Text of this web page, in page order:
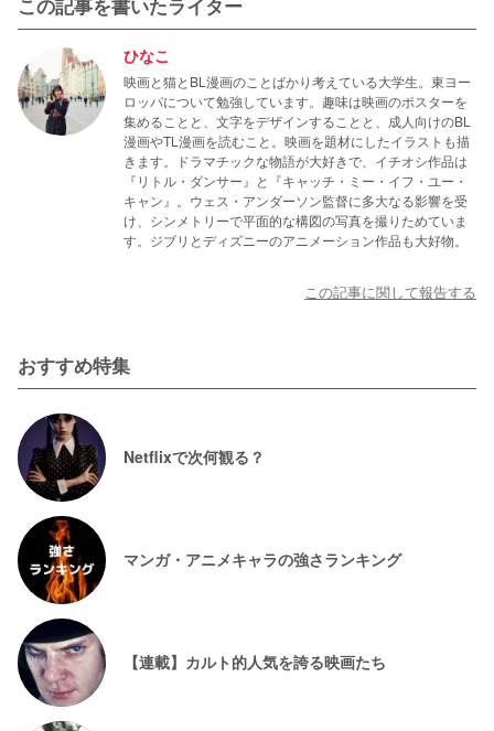
この記事を書いたライター
ひなこ
映画と猫とBL漫画のことばかり考えている大学生。東ヨー
ロッパについて勉強しています。趣味は映画のポスターを
集めることと、文字をデザインすることと、成人向けのBL
漫画やTL漫画を読むこと。映画を題材にしたイラストも描
きます。ドラマチックな物語が大好きで、イチオシ作品は
『リトル・ダンサー』と『キャッチ・ミー・イフ・ユー・
キャン』。ウェス・アンダーソン監督に多大なる影響を受
け、シンメトリーで平面的な構図の写真を撮りためていま
す。ジブリとディズニーのアニメーション作品も大好物。
この記事に関して報告する
おすすめ特集
Netflixで次何観る？
マンガ・アニメキャラの強さランキング
【連載】カルト的人気を誇る映画たち